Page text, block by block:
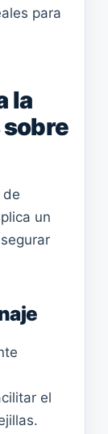
para
la
de
un
el